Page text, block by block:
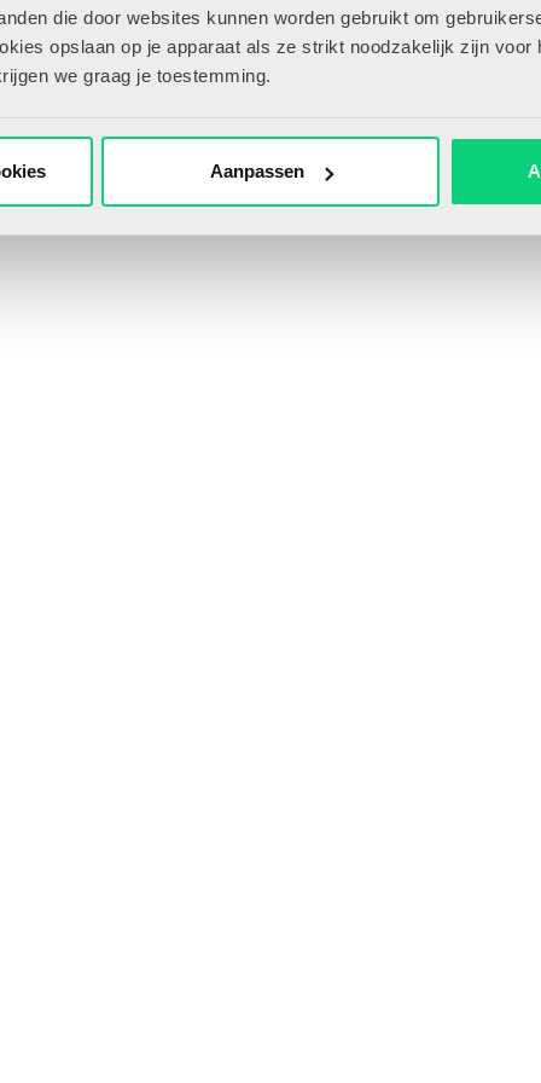
die door websites kunnen worden gebruikt om
opslaan op je apparaat als ze strikt noodzakelijk zijn voor
we graag je toestemming.
Aanpassen